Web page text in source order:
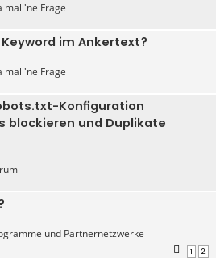
mal 'ne Frage
im Ankertext?
mal 'ne Frage
Konfiguration
blockieren und Duplikate
und Partnernetzwerke
1 2